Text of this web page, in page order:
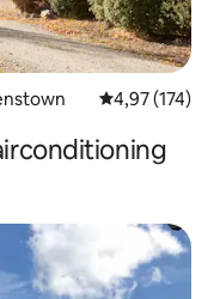
Gemiddelde
4,97 (174)